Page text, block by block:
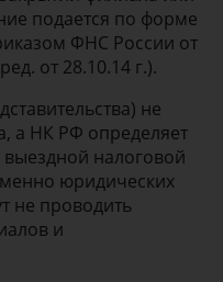
подается по форме
ФНС России от
от 28.10.14 г.).
не
а НК РФ определяет
налоговой
юридических
не проводить
и